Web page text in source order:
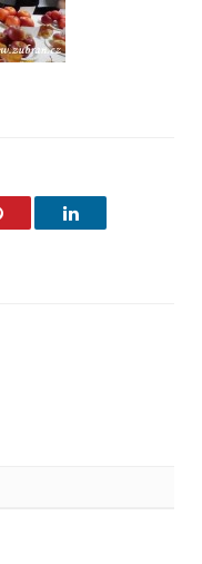
Pinterest LinkedIn